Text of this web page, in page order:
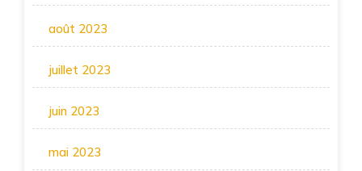
août 2023
juillet 2023
juin 2023
mai 2023